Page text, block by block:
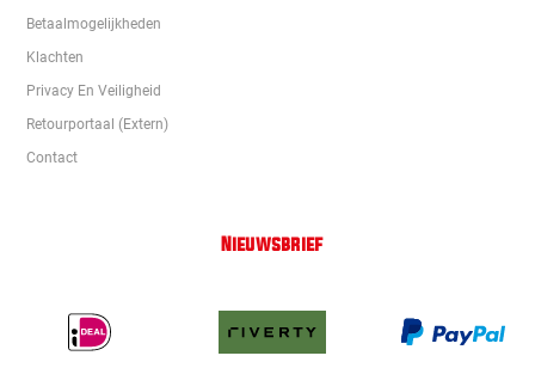
Betaalmogelijkheden
Klachten
Privacy En Veiligheid
Retourportaal (extern)
Contact
Nieuwsbrief